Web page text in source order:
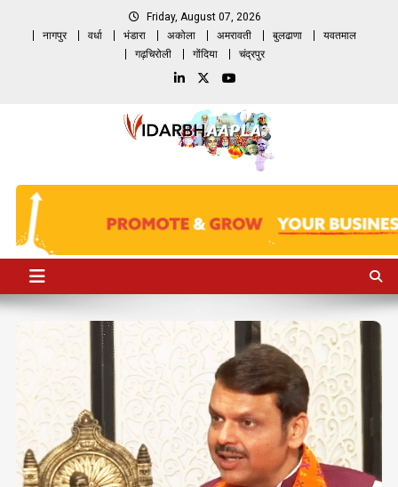
Friday, August 07, 2026
नागपुर
वर्धा भंडारा अकोला अमरावती बुलढाणा
यवतमाल
गढ़चिरोली
गोंदिया चंद्रपुर